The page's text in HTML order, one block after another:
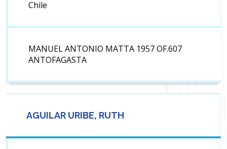
Chile
MANUEL ANTONIO MATTA 1957 OF.607
ANTOFAGASTA
AGUILAR URIBE, RUTH